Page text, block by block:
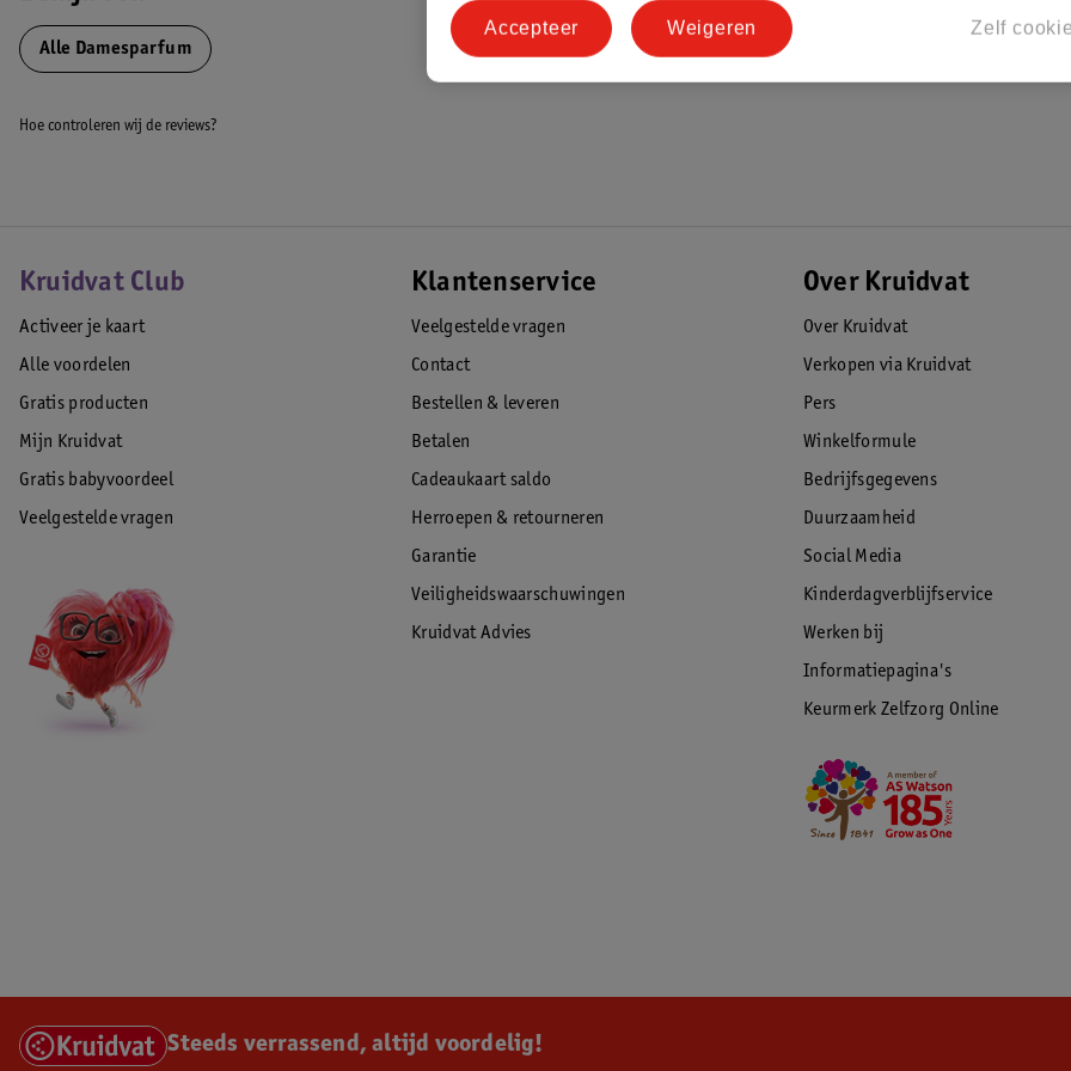
Alle Damesparfum
Hoe controleren wij de reviews?
Kruidvat Club
Activeer je kaart
Alle voordelen
Gratis producten
Mijn Kruidvat
Gratis babyvoordeel
Veelgestelde vragen
Klantenservice
Veelgestelde vragen
Contact
Bestellen & leveren
Betalen
Cadeaukaart saldo
Herroepen & retourneren
Garantie
Veiligheidswaarschuwingen
Kruidvat Advies
Over Kruidvat
Over Kruidvat
Verkopen via Kruidvat
Pers
Winkelformule
Bedrijfsgegevens
Duurzaamheid
Social Media
Kinderdagverblijfservice
Werken bij
Informatiepagina's
Keurmerk Zelfzorg Online
Steeds verrassend, altijd voordelig!
Zelf
Weigeren
Accepteer